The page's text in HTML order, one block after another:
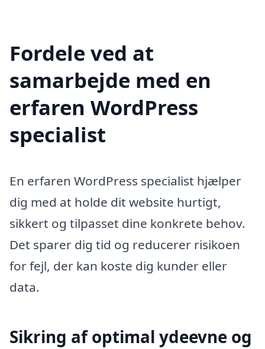
Fordele ved at
samarbejde med en
erfaren WordPress
specialist
En erfaren WordPress specialist hjælper
dig med at holde dit website hurtigt,
sikkert og tilpasset dine konkrete behov.
Det sparer dig tid og reducerer risikoen
for fejl, der kan koste dig kunder eller
data.
Sikring af optimal ydeevne og